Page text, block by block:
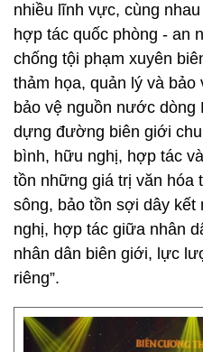
nhiều lĩnh vực, cùng
hợp tác quốc phòng - an
chống tội phạm xuyên
thảm họa, quản lý và bảo
bảo vệ nguồn nước dòng
dựng đường biên giới
bình, hữu nghị, hợp tác
tồn những giá trị văn hóa
sông, bảo tồn sợi dây
nghị, hợp tác giữa nhân
nhân dân biên giới, lực
riêng”.